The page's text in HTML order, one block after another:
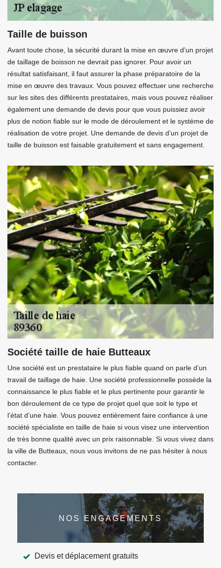
Taille de buisson
Avant toute chose, la sécurité durant la mise en œuvre d’un projet
de taillage de boisson ne devrait pas ignorer. Pour avoir un
résultat satisfaisant, il faut assurer la phase préparatoire de la
mise en œuvre des travaux. Vous pouvez effectuer une recherche
sur les sites des différents prestataires, mais vous pouvez réaliser
également une demande de devis pour que vous puissiez avoir
plus de notion fiable sur le mode de déroulement et le système de
réalisation de votre projet. Une demande de devis d’un projet de
taille de buisson est faisable gratuitement et sans engagement.
Société taille de haie Butteaux
Une société est un prestataire le plus fiable quand on parle d’un
travail de taillage de haie. Une société professionnelle possède la
connaissance le plus fiable et le plus pertinente pour garantir le
bon déroulement de ce type de projet quel que soit le type et
l’état d’une haie. Vous pouvez entièrement faire confiance à une
société spécialiste en taille de haie si vous visez une intervention
de très bonne qualité avec un prix raisonnable. Si vous vivez dans
la ville de Butteaux, nous vous invitons de ne pas hésiter à nous
contacter.
NOS ENGAGEMENTS
Devis et déplacement gratuits